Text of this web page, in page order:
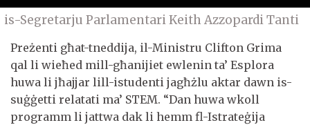
is-Segretarju Parlamentari Keith Azzopardi Tanti
Preżenti għat-tneddija, il-Ministru Clifton Grima
qal li wieħed mill-għanijiet ewlenin ta’ Esplora
huwa li jħajjar lill-istudenti jagħżlu aktar dawn is-
suġġetti relatati ma’ STEM. “Dan huwa wkoll
programm li jattwa dak li hemm fl-Istrateġija